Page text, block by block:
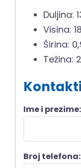
Duljina:
Visina:
Širina:
Težina:
Ime i prezime:
Broj telefona: